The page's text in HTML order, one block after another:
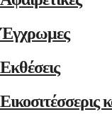
Έγχρωμες
Εκθέσεις
Εικοσιτέσσερις